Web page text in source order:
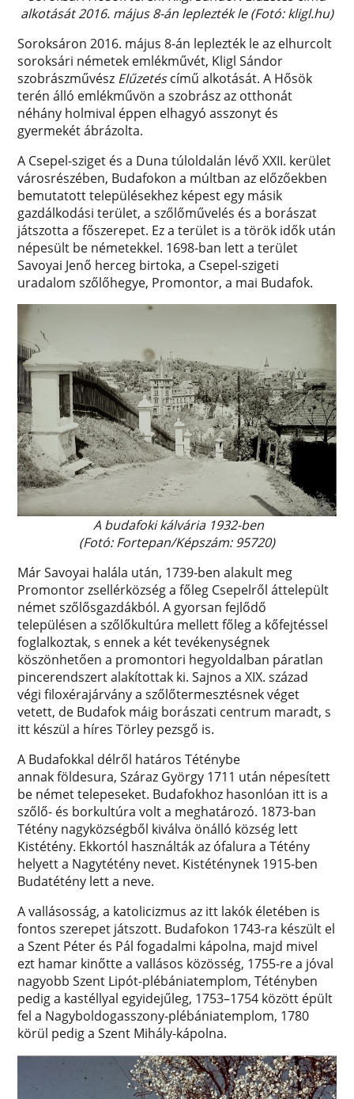
alkotását 2016. május 8-án leplezték le (Fotó: kligl.hu)
Soroksáron 2016. május 8-án leplezték le az elhurcolt
soroksári németek emlékművét, Kligl Sándor
szobrászművész Elűzetéscímű alkotását. A Hősök
terén álló emlékművön a szobrász az otthonát
néhány holmival éppen elhagyó asszonyt és
gyermekét ábrázolta.
A Csepel-sziget és a Duna túloldalán lévő XXII. kerület
városrészében, Budafokon a múltban az előzőekben
bemutatott településekhez képest egy másik
gazdálkodási terület, a szőlőművelés és a borászat
játszotta a főszerepet. Ez a terület is a török idők után
népesült be németekkel. 1698-ban lett a terület
Savoyai Jenő herceg birtoka, a Csepel-szigeti
uradalom szőlőhegye, Promontor, a mai Budafok.
A budafoki kálvária 1932-ben
(Fotó: Fortepan/Képszám: 95720)
Már Savoyai halála után, 1739-ben alakult meg
Promontor zsellérközség a főleg Csepelről áttelepült
német szőlősgazdákból. A gyorsan fejlődő
településen a szőlőkultúra mellett főleg a kőfejtéssel
foglalkoztak, s ennek a két tevékenységnek
köszönhetően a promontori hegyoldalban páratlan
pincerendszert alakítottak ki. Sajnos a XIX. század
végi filoxérajárvány a szőlőtermesztésnek véget
vetett, de Budafok máig borászati centrum maradt, s
itt készül a híres Törley pezsgő is.
A Budafokkal délről határos Téténybe
annak földesura, Száraz György 1711 után népesített
be német telepeseket. Budafokhoz hasonlóan itt is a
szőlő- és borkultúra volt a meghatározó. 1873-ban
Tétény nagyközségből kiválva önálló község lett
Kistétény. Ekkortól használták az ófalura a Tétény
helyett a Nagytétény nevet. Kistéténynek 1915-ben
Budatétény lett a neve.
A vallásosság, a katolicizmus az itt lakók életében is
fontos szerepet játszott. Budafokon 1743-ra készült el
a Szent Péter és Pál fogadalmi kápolna, majd mivel
ezt hamar kinőtte a vallásos közösség, 1755-re a jóval
nagyobb Szent Lipót-plébániatemplom, Tétényben
pedig a kastéllyal egyidejűleg, 1753–1754 között épült
fel a Nagyboldogasszony-plébániatemplom, 1780
körül pedig a Szent Mihály-kápolna.